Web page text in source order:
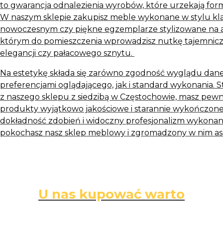
to gwarancja odnalezienia wyrobów, które urzekają
W naszym sklepie zakupisz meble wykonane w stylu
nowoczesnym czy piękne egzemplarze stylizowane na
którym do pomieszczenia wprowadzisz nutkę
elegancji czy pałacowego sznytu.
Na estetykę składa się zarówno zgodność wyglądu
preferencjami oglądającego, jak i standard wykonania.
z naszego sklepu z siedzibą w Częstochowie, masz
produkty wyjątkowo jakościowe i starannie
dokładność zdobień i widoczny profesjonalizm
pokochasz nasz sklep meblowy i zgromadzony w nim
U nas kupować warto